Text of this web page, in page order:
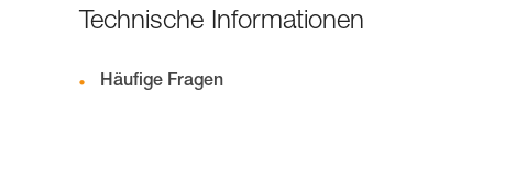
Technische Informationen
Häufige Fragen